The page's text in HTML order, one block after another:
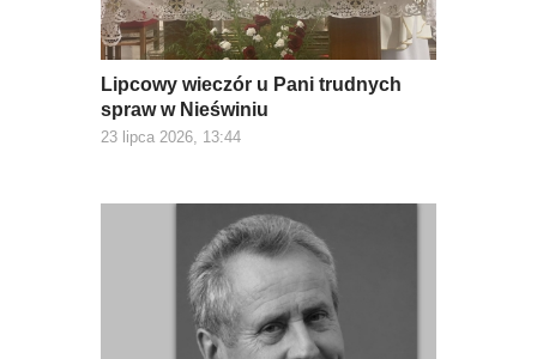
Lipcowy wieczór u Pani trudnych
spraw w Nieświniu
23 lipca 2026, 13:44